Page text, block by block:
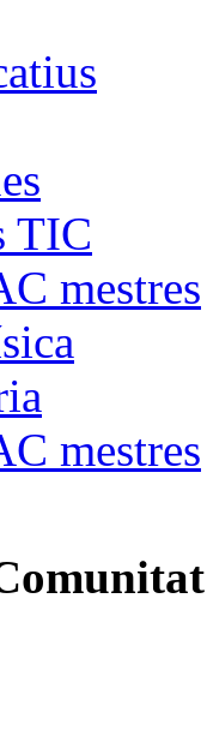
TIC
mestres
mestres